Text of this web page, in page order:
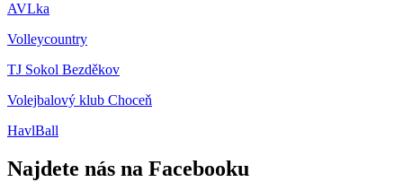
AVLka
Volleycountry
TJ Sokol Bezděkov
Volejbalový klub Choceň
HavlBall
Najdete nás na Facebooku